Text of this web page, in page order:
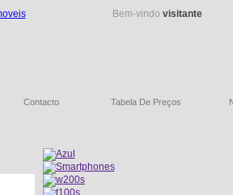
Bem-vindo visitante
Contacto Tabela De Preços